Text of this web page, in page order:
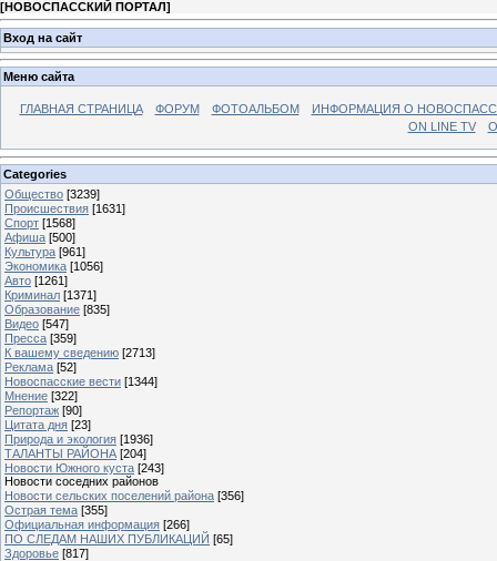
[НОВОСПАССКИЙ ПОРТАЛ]
Вход на сайт
Меню сайта
ГЛАВНАЯ СТРАНИЦА ФОРУМ ФОТОАЛЬБОМ
ИНФОРМАЦИЯ О
ON LINE TV
Categories
Общество [3239]
Происшествия [1631]
Спорт [1568]
Афиша [500]
Культура [961]
Экономика [1056]
Авто [1261]
Криминал [1371]
Образование [835]
Видео [547]
Пресса [359]
К вашему сведению [2713]
Реклама [52]
Новоспасские вести [1344]
Мнение [322]
Репортаж [90]
Цитата дня [23]
Природа и экология [1936]
ТАЛАНТЫ РАЙОНА [204]
Новости Южного куста [243]
Новости соседних районов
Новости сельских поселений района [356]
Острая тема [355]
Официальная информация [266]
ПО СЛЕДАМ НАШИХ ПУБЛИКАЦИЙ [65]
Здоровье [817]